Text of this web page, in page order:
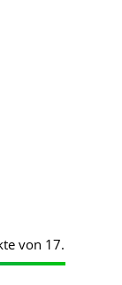
von 17.